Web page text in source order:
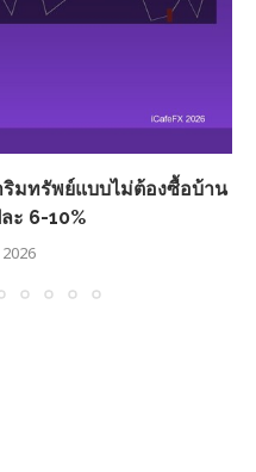
ริมทรัพย์แบบไม่ต้องซื้อบ้าน
ะ 6-10%